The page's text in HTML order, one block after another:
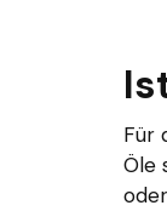
Für
Öle